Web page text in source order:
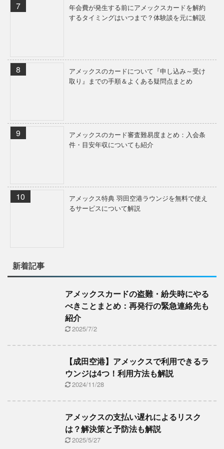
年会費が発生する前にアメックスカードを解約
するタイミングはいつまで？体験談を元に解説
アメックスのカードについて『申し込み～受け
取り』までの手順＆よくある疑問点まとめ
アメックスのカード審査難易度まとめ：入会条
件・目安年収についても紹介
アメックス特典 羽田空港ラウンジを無料で使え
るサービスについて解説
新着記事
アメックスカードの盗難・紛失時にやる
べきことまとめ：再発行の緊急連絡先も
紹介
2025/7/2
【成田空港】アメックスで利用できるラ
ウンジは4つ！利用方法も解説
2024/11/28
アメックスの支払い遅れによるリスク
は？解決策と予防法も解説
2025/5/27